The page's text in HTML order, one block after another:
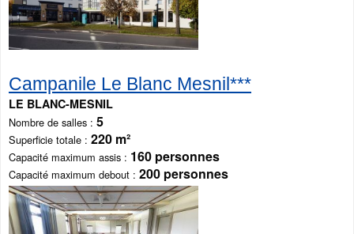
Campanile Le Blanc Mesnil***
LE BLANC-MESNIL
Nombre de salles 5
Superficie totale 220 m²
Capacité maximum assis 160 personnes
Capacité maximum debout 200 personnes